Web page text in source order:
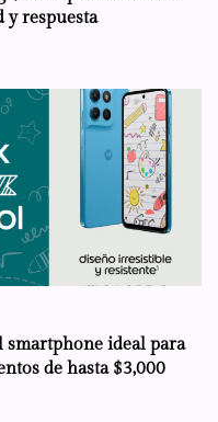
y respuesta
smartphone ideal para
de hasta $3,000